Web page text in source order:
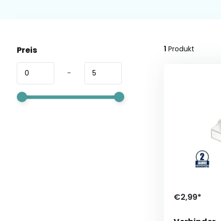
Preis
-
1 Produkt
€2,99*